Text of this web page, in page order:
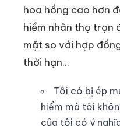
hoa hồng cao hơn
hiểm nhân thọ trọn
mặt so với hợp
thời hạn...
Tôi có bị ép
hiểm mà tôi
của tôi có ý